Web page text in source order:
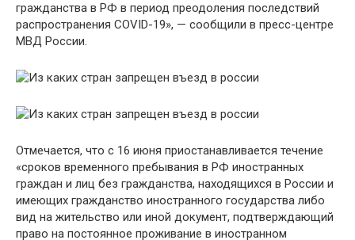
гражданства в РФ в период преодоления последствий
распространения COVID-19», — сообщили в пресс-центре
МВД России.
Отмечается, что с 16 июня приостанавливается течение
«сроков временного пребывания в РФ иностранных
граждан и лиц без гражданства, находящихся в России и
имеющих гражданство иностранного государства либо
вид на жительство или иной документ, подтверждающий
право на постоянное проживание в иностранном